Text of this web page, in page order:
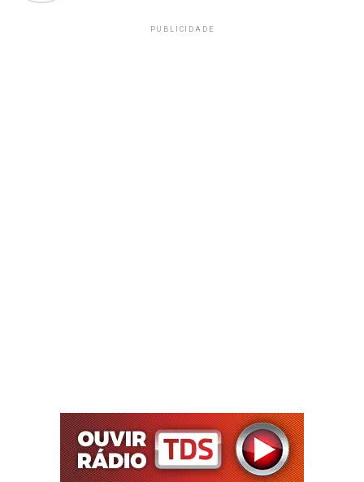
PUBLICIDADE